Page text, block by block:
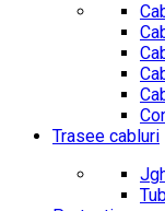
Trasee cabluri